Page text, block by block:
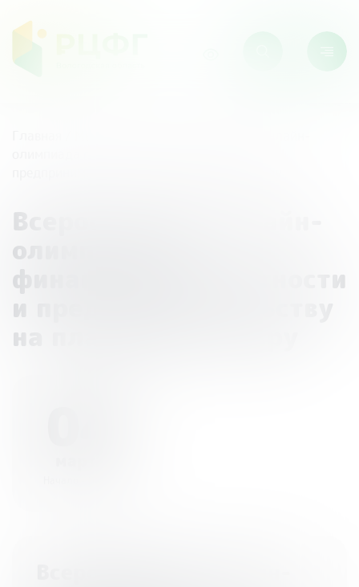
Всероссийская онлайн-
олимпиада по
финансовой грамотности
и предпринимательству
на платформе Учи.ру